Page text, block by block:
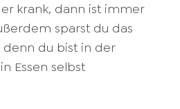
krank, dann ist immer
sparst du das
denn du bist in der
Essen selbst